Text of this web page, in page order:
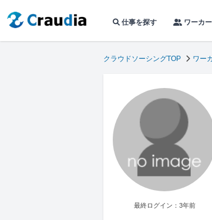
仕事を探す ワーカ
クラウドソーシングTOP ワー
最終ログイン：3年前